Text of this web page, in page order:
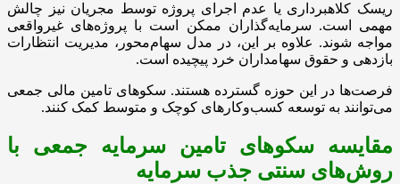
ریسک کلاهبرداری یا عدم اجرای پروژه توسط مجریان نیز چالش
مهمی است. سرمایه‌گذاران ممکن است با پروژه‌های غیرواقعی
مواجه شوند. علاوه بر این، در مدل سهام‌محور، مدیریت انتظارات
بازدهی و حقوق سهامداران خرد پیچیده است.
فرصت‌ها در این حوزه گسترده هستند. سکوهای تامین مالی جمعی
می‌توانند به توسعه کسب‌وکارهای کوچک و متوسط کمک کنند.
مقایسه سکوهای تامین سرمایه جمعی با
روش‌های سنتی جذب سرمایه